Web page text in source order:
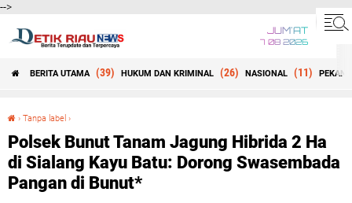
-->
JUM'AT
7 08 2026
BERITA UTAMA (39) HUKUM DAN KRIMINAL (26) NASIONAL (11)
› Tanpa label ›
Polsek Bunut Tanam Jagung Hibrida 2 Ha
di Sialang Kayu Batu: Dorong Swasembada
Pangan di Bunut*